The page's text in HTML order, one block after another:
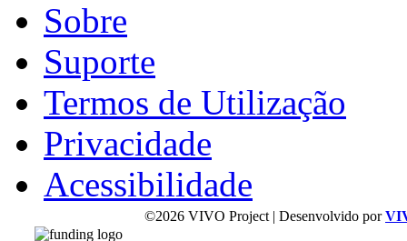
Sobre
Suporte
Termos de Utilização
Privacidade
Acessibilidade
©2026 VIVO Project | Desenvolvido por